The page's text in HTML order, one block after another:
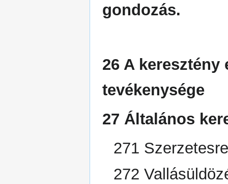
gondozás.
26 A keresztény
tevékenysége
27 Általános
271
272